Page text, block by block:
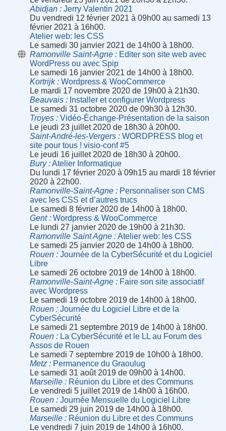
Abidjan
Jerry Valentin 2021
Du vendredi 12 février 2021 à 09h00 au samedi 13
février 2021 à 16h00.
Atelier web: les CSS
Le samedi 30 janvier 2021 de 14h00 à 18h00.
Ramonville Saint-Agne
Editer son site web avec
WordPress ou avec Spip
Le samedi 16 janvier 2021 de 14h00 à 18h00.
Kortrijk
Wordpress & WooCommerce
Le mardi 17 novembre 2020 de 19h00 à 21h30.
Beauvais
Installer et configurer Wordpress
Le samedi 31 octobre 2020 de 09h30 à 12h30.
Troyes
Vidéo-Échange-Présentation de la saison
Le jeudi 23 juillet 2020 de 18h30 à 20h00.
Saint-André-les-Vergers
WORDPRESS blog et
site pour tous ! visio-conf #5
Le jeudi 16 juillet 2020 de 18h30 à 20h00.
Bury
Atelier Informatique
Du lundi 17 février 2020 à 09h15 au mardi 18 février
2020 à 22h00.
Ramonville-Saint-Agne
Personnaliser son CMS
avec les CSS et d’autres trucs
Le samedi 8 février 2020 de 14h00 à 18h00.
Gent
Wordpress & WooCommerce
Le lundi 27 janvier 2020 de 19h00 à 21h30.
Ramonville Saint Agne
Atelier web: les CSS
Le samedi 25 janvier 2020 de 14h00 à 18h00.
Rouen
Journée de la CyberSécurité et du Logiciel
Libre
Le samedi 26 octobre 2019 de 14h00 à 18h00.
Ramonville-Saint-Agne
Faire son site associatif
avec Wordpress
Le samedi 19 octobre 2019 de 14h00 à 18h00.
Rouen
Journée du Logiciel Libre et de la
CyberSécurité
Le samedi 21 septembre 2019 de 14h00 à 18h00.
Rouen
La CyberSécurité et le LL au Forum des
Assos de Rouen
Le samedi 7 septembre 2019 de 10h00 à 18h00.
Metz
Permanence du Graoulug
Le samedi 31 août 2019 de 09h00 à 14h00.
Marseille
Réunion du Libre et des Communs
Le vendredi 5 juillet 2019 de 14h00 à 16h00.
Rouen
Journée Mensuelle du Logiciel Libre
Le samedi 29 juin 2019 de 14h00 à 18h00.
Marseille
Réunion du Libre et des Communs
Le vendredi 7 juin 2019 de 14h00 à 16h00.